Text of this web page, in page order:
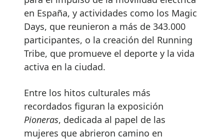
en España, y actividades como los Magic
Days, que reunieron a más de 343.000
participantes, o la creación del Running
Tribe, que promueve el deporte y la vida
activa en la ciudad.
Entre los hitos culturales más
recordados figuran la exposición
Pioneras, dedicada al papel de las
mujeres que abrieron camino en